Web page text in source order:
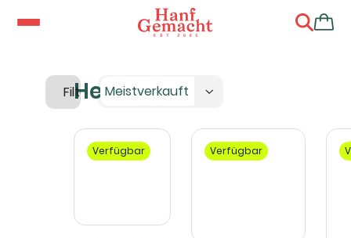
Filter Meistverkauft
Hesi
Verfügbar Verfügbar